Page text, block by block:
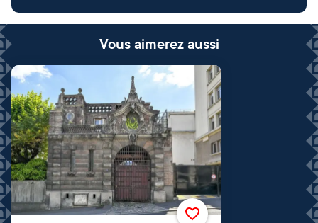
Vous aimerez aussi